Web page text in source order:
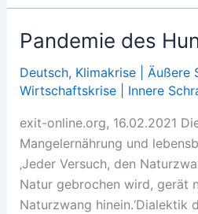
fome
Pandemie des
Deutsch, Klimakrise | Äußere
Wirtschaftskrise | Innere
exit-online.org, 16.02.2021
Mangelernährung und
‚Jeder Versuch, den
Natur gebrochen wird, gerät
Naturzwang hinein.‘Dialektik